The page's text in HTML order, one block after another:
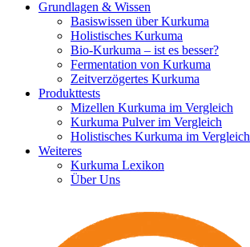
Grundlagen & Wissen
Basiswissen über Kurkuma
Holistisches Kurkuma
Bio-Kurkuma – ist es besser?
Fermentation von Kurkuma
Zeitverzögertes Kurkuma
Produkttests
Mizellen Kurkuma im Vergleich
Kurkuma Pulver im Vergleich
Holistisches Kurkuma im Vergleich
Weiteres
Kurkuma Lexikon
Über Uns